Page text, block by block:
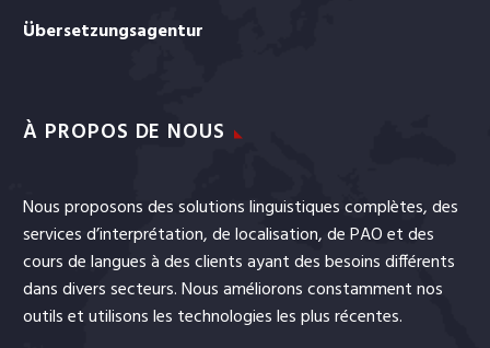
Übersetzungsagentur
À PROPOS DE NOUS
Nous proposons des solutions linguistiques complètes, des
servicesd’interprétation, delocalisation, dePAOetdes
cours de languesà des clients ayant des besoins différents
dans divers secteurs. Nous améliorons constamment nos
outils et utilisons les technologies les plus récentes.